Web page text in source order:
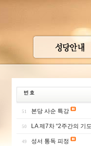
51 본당 사순 특강
50 LA 제7차 “2주간의 기
49 성서 통독 피정